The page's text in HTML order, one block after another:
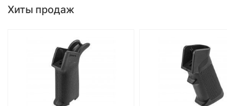
Хиты продаж